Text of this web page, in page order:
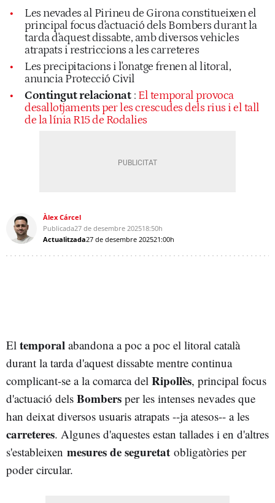
Les nevades al Pirineu de Girona constitueixen el
principal focus d'actuació dels Bombers durant la
tarda d'aquest dissabte, amb diversos vehicles
atrapats i restriccions a les carreteres
Les precipitacions i l'onatge frenen al litoral,
anuncia Protecció Civil
Contingut relacionat : El temporal provoca
desallotjaments per les crescudes dels rius i el tall
de la línia R15 de Rodalies
Àlex Cárcel
Publicada27 de desembre 202518:50h
Actualitzada27 de desembre 202521:00h
El temporal abandona a poc a poc el litoral català
durant la tarda d'aquest dissabte mentre continua
complicant-se a la comarca del Ripollès, principal focus
d'actuació dels Bombers per les intenses nevades que
han deixat diversos usuaris atrapats --ja atesos-- a les
carreteres. Algunes d'aquestes estan tallades i en d'altres
s'estableixen mesures de seguretat obligatòries per
poder circular.